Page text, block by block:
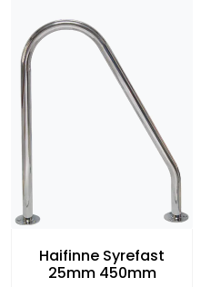
Haifinne Syrefast
25mm 450mm